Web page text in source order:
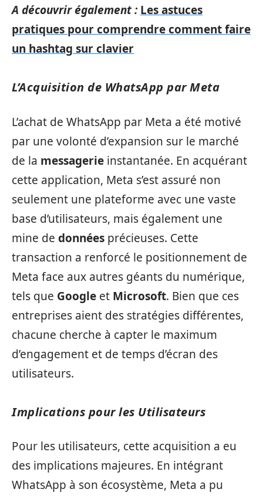
A découvrir également : Les astuces
pratiques pour comprendre comment faire
un hashtag sur clavier
L’Acquisition de WhatsApp par Meta
L’achat de WhatsApp par Meta a été motivé
par une volonté d’expansion sur le marché
de la messagerie instantanée. En acquérant
cette application, Meta s’est assuré non
seulement une plateforme avec une vaste
base d’utilisateurs, mais également une
mine de données précieuses. Cette
transaction a renforcé le positionnement de
Meta face aux autres géants du numérique,
tels que Google et Microsoft. Bien que ces
entreprises aient des stratégies différentes,
chacune cherche à capter le maximum
d’engagement et de temps d’écran des
utilisateurs.
Implications pour les Utilisateurs
Pour les utilisateurs, cette acquisition a eu
des implications majeures. En intégrant
WhatsApp à son écosystème, Meta a pu